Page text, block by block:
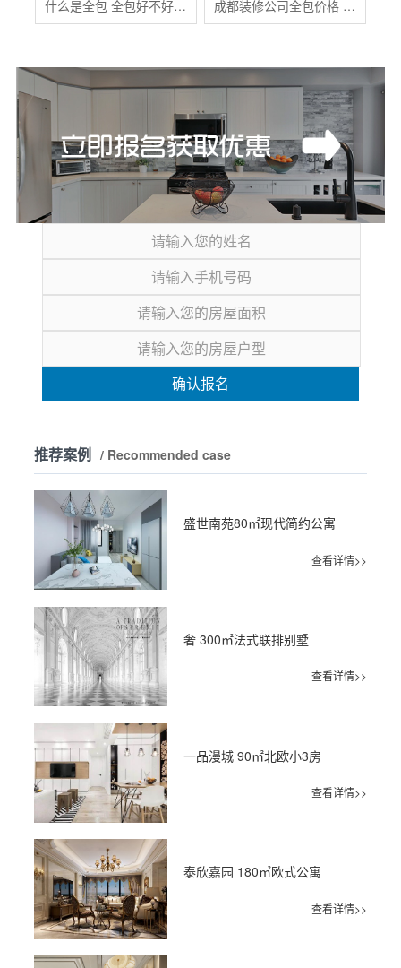
什么是全包 全包好不好 全包装修注意事项有哪些 成都装修公司全包价格 成都全包装修多少钱一平
确认报名
推荐案例 / Recommended case
盛世南苑80㎡现代简约公寓
查看详情>>
奢 300㎡法式联排别墅
查看详情>>
一品漫城 90㎡北欧小3房
查看详情>>
泰欣嘉园 180㎡欧式公寓
查看详情>>